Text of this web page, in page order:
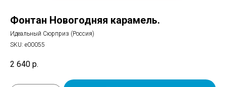
Фонтан Новогодняя карамель.
Идеальный Сюрприз (Россия)
SKU: е00055
2 640 р.